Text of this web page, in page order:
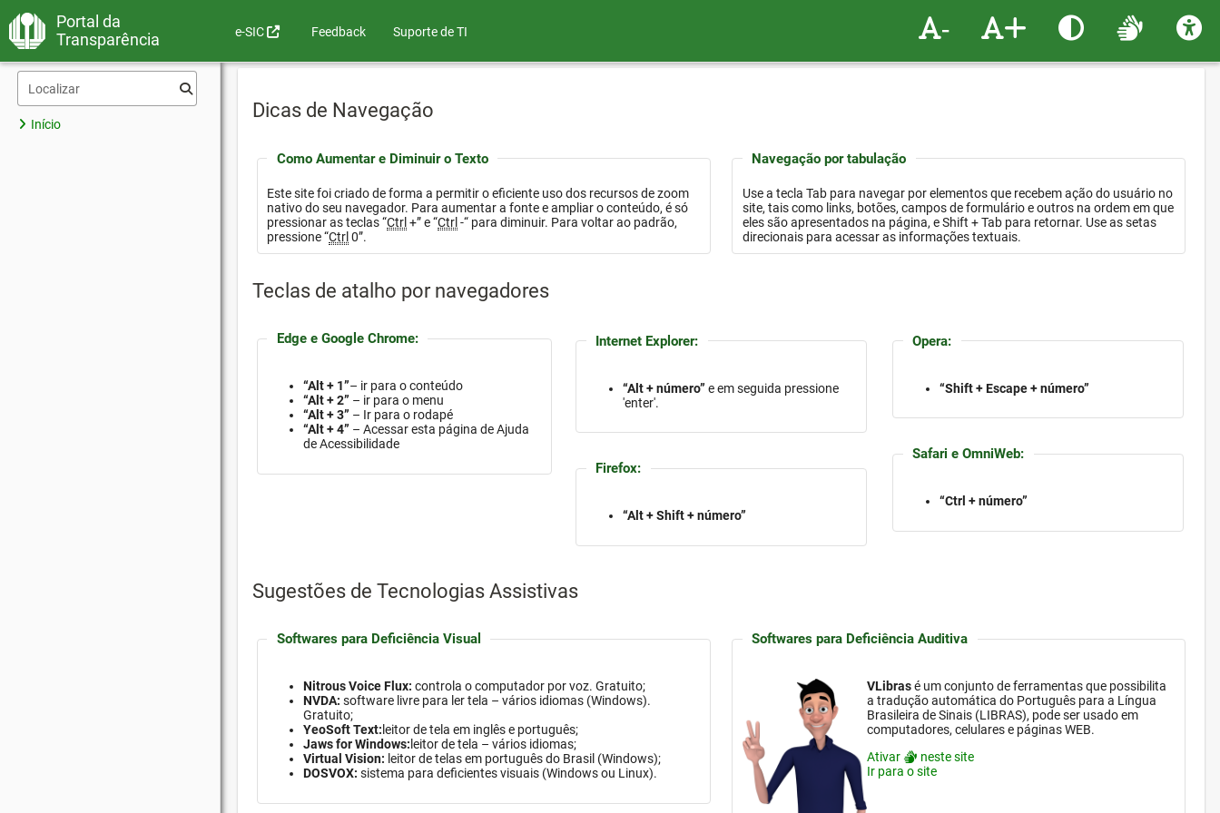
Portal da
Transparência
e-SIC - +
Feedback Suporte de TI
Início
Dicas de Navegação
Como Aumentar e Diminuir o Texto
Este site foi criado de forma a permitir o eficiente uso dos recursos de zoom
nativo do seu navegador. Para aumentar a fonte e ampliar o conteúdo, é só
pressionar as teclas “Ctrl +” e “Ctrl-“ para diminuir. Para voltar ao padrão,
pressione “Ctrl0”.
Navegação por tabulação
Use a tecla Tab para navegar por elementos que recebem ação do usuário no
site, tais como links, botões, campos de formulário e outros na ordem em que
eles são apresentados na página, e Shift + Tab para retornar. Use as setas
direcionais para acessar as informações textuais.
Teclas de atalho por navegadores
Edge e Google Chrome:
“Alt + 1”– ir para o conteúdo
“Alt + 2” – ir para o menu
“Alt + 3” – Ir para o rodapé
“Alt + 4” – Acessar esta página de Ajuda
de Acessibilidade
Internet Explorer:
“Alt + número” e em seguida pressione
'enter'.
Firefox:
“Alt + Shift + número”
Opera:
“Shift + Escape + número”
Safari e OmniWeb:
“Ctrl + número”
Sugestões de Tecnologias Assistivas
Softwares para Deficiência Visual
Nitrous Voice Flux: controla o computador por voz. Gratuito;
NVDA: software livre para ler tela – vários idiomas (Windows).
Gratuito;
YeoSoft Text: leitor de tela em inglês e português;
Jaws for Windows: leitor de tela – vários idiomas;
Virtual Vision: leitor de telas em português do Brasil (Windows);
DOSVOX: sistema para deficientes visuais (Windowsou Linux).
Softwares para Deficiência Auditiva
VLibrasé um conjunto de ferramentas que possibilita
a tradução automática do Português para a Língua
Brasileira de Sinais (LIBRAS), pode ser usado em
computadores, celulares e páginas WEB.
Ativar
neste site
Ir para o site